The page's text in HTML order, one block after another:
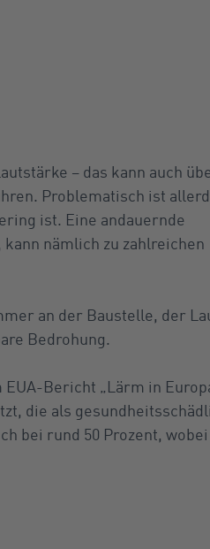
– das kann auch
Problematisch ist
ist. Eine andauernde
nämlich zu zahlreichen
an der Baustelle, der
Bedrohung.
EUA-Bericht „Lärm in
die als
bei rund 50 Prozent,